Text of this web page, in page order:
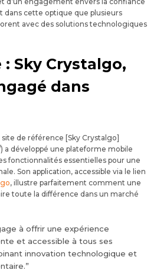
dans cette optique que plusieurs
avec des solutions technologiques
: Sky Crystalgo,
dans
de référence [Sky Crystalgo]
a développé une plateforme mobile
fonctionnalités essentielles pour une
Son application, accessible via le lien
, illustre parfaitement comment une
toute la différence dans un marché
à offrir une expérience
et accessible à tous ses
innovation technologique et